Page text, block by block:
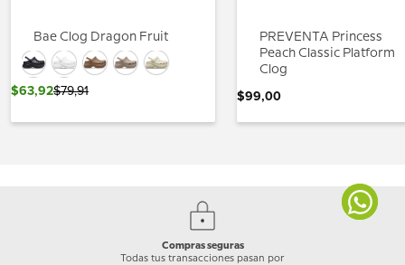
Bae Clog Dragon Fruit
$63,92$79,91
PREVENTA Princess
Peach Classic Platform
Clog
$99,00
Compras seguras
Todas tus transacciones pasan por